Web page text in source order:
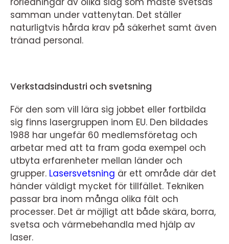
samman under vattenytan. Det ställer
naturligtvis hårda krav på säkerhet samt även
tränad personal.
Verkstadsindustri och svetsning
För den som vill lära sig jobbet eller fortbilda
sig finns lasergruppen inom EU. Den bildades
1988 har ungefär 60 medlemsföretag och
arbetar med att ta fram goda exempel och
utbyta erfarenheter mellan länder och
grupper. Lasersvetsning är ett område där det
händer väldigt mycket för tillfället. Tekniken
passar bra inom många olika fält och
processer. Det är möjligt att både skära, borra,
svetsa och värmebehandla med hjälp av
laser.